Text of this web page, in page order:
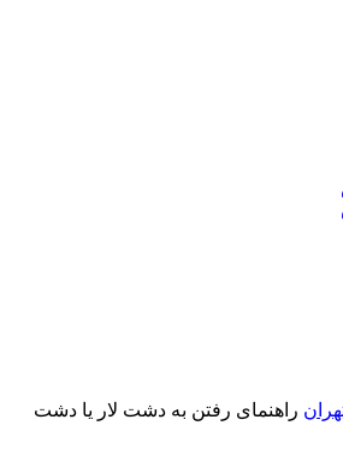
راهنمای رفتن به دشت لار یا دشت